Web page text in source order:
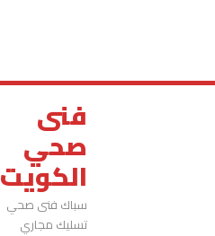
فنى
صحي
الكويت
سباك فنى صحي
تسليك مجاري